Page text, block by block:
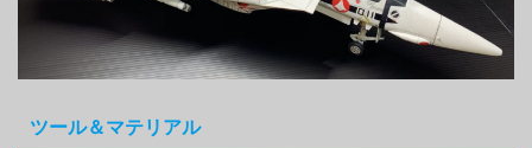
ツール＆マテリアル